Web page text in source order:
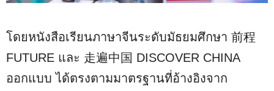
โดยหนังสือเรียนภาษาจีนระดับมัธยมศึกษา 前程
FUTURE และ 走遍中国 DISCOVER CHINA
ออกแบบ ได้ตรงตามมาตรฐานที่อ้างอิงจาก